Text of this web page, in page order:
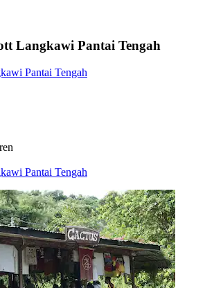
Langkawi Pantai Tengah
Pantai Tengah
Pantai Tengah